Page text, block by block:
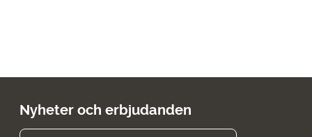
Nyheter och erbjudanden